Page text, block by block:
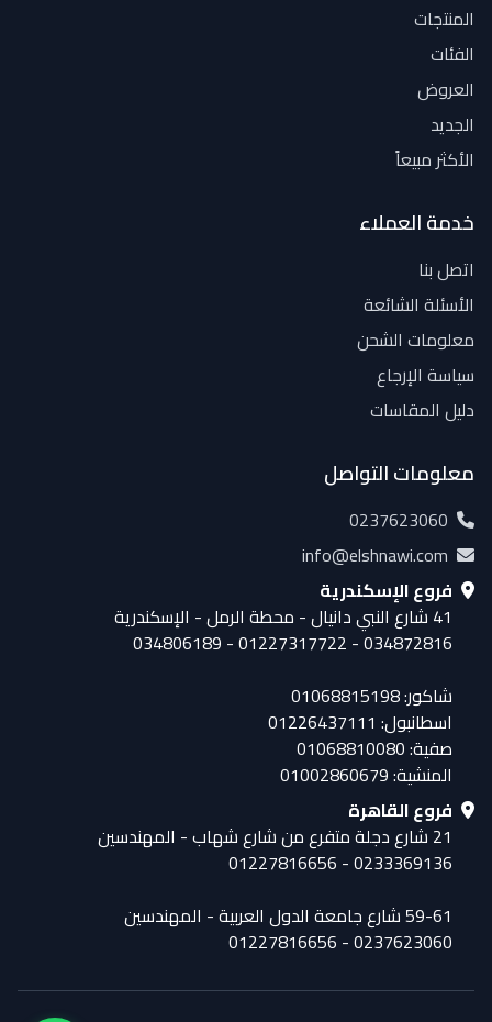
المنتجات
الفئات
العروض
الجديد
الأكثر مبيعاً
خدمة العملاء
اتصل بنا
الأسئلة الشائعة
معلومات الشحن
سياسة الإرجاع
دليل المقاسات
معلومات التواصل
0237623060
info@elshnawi.com
فروع الإسكندرية
41 شارع النبي دانيال - محطة الرمل - الإسكندرية
034872816 - 01227317722 - 034806189
شاكور: 01068815198
اسطانبول: 01226437111
صفية: 01068810080
المنشية: 01002860679
فروع القاهرة
21 شارع دجلة متفرع من شارع شهاب - المهندسين
0233369136 - 01227816656
59-61 شارع جامعة الدول العربية - المهندسين
0237623060 - 01227816656